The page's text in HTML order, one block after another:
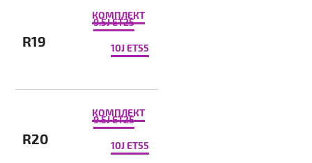
R19
КОМПЛЕКТ
9.5J ET25
10J ET55
R20
КОМПЛЕКТ
9.5J ET25
10J ET55